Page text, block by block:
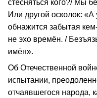
стесняться кого?/ Мы
Или другой осколок: «А
обнажится забытая
не эхо времён. /
имён».
Об Отечественной
испытании,
отчаявшегося народа,